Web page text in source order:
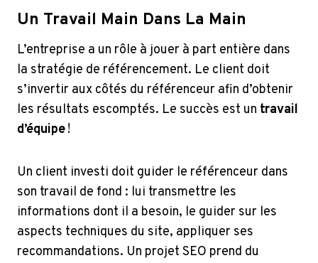
Un Travail Main Dans La Main
L’entreprise a un rôle à jouer à part entière dans
la stratégie de référencement. Le client doit
s’invertir aux côtés du référenceur afin d’obtenir
les résultats escomptés. Le succès est un travail
d’équipe!
Un client investi doit guider le référenceur dans
son travail de fond : lui transmettre les
informations dont il a besoin, le guider sur les
aspects techniques du site, appliquer ses
recommandations. Un projet SEO prend du